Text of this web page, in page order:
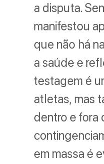
a disputa.
manifestou
que não há
a saúde e
testagem é
atletas, mas
dentro e fora
em massa é